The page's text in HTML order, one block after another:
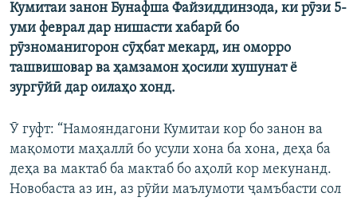
Кумитаи занон Бунафша Файзиддинзода, ки рӯзи 5-
уми феврал дар нишасти хабарӣ бо
рӯзноманигорон сӯҳбат мекард, ин оморро
ташвишовар ва ҳамзамон ҳосили хушунат ё
зургӯйӣ дар оилаҳо хонд.
Ӯ гуфт: “Намояндагони Кумитаи кор бо занон ва
мақомоти маҳаллӣ бо усули хона ба хона, деҳа ба
деҳа ва мактаб ба мактаб бо аҳолӣ кор мекунанд.
Новобаста аз ин, аз рӯйи маълумоти ҷамъбасти сол